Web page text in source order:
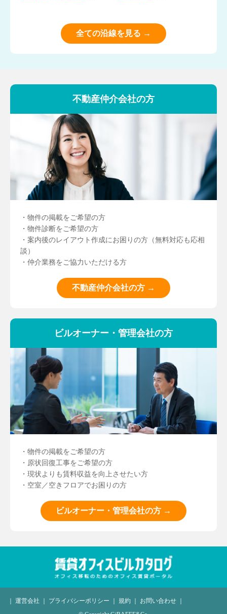
全ての沿線を見る →
不動産仲介会社の方
・物件の掲載をご希望の方
・物件診断をご希望の方
・案内後のレイアウト作成にお困りの方（無料対応も応相
談）
・仲介業務をご協力いただける方
不動産仲介会社の方 →
ビルオーナー・管理会社の方
・物件の掲載をご希望の方
・原状回復工事をご希望の方
・現状よりも賃料収益を向上させたい方
・空室／空きフロアでお困りの方
ビルオーナー・管理会社の方 →
｜ 運営会社 ｜ プライバシーポリシー ｜ 規約 ｜ お問い合わせ ｜